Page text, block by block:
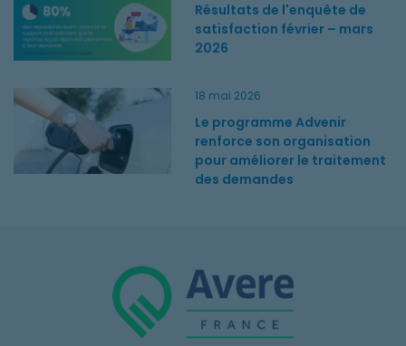
Résultats de l'enquête de
satisfaction février – mars
2026
Le programme Advenir renforce son organisation pour
18 mai 2026
Le programme Advenir
renforce son organisation
pour améliorer le traitement
des demandes